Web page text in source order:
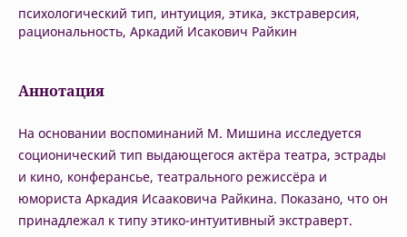
психологический тип, интуиция, этика, экстраверсия,
рациональность, Аркадий Исакович Райкин
Аннотация
На основании воспоминаний М. Мишина исследуется
соционический тип выдающегося актёра театра, эстрады
и кино, конферансье, театрального режиссёра и
юмориста Аркадия Исааковича Райкина. Показано, что он
принадлежал к типу этико-интуитивный экстраверт.